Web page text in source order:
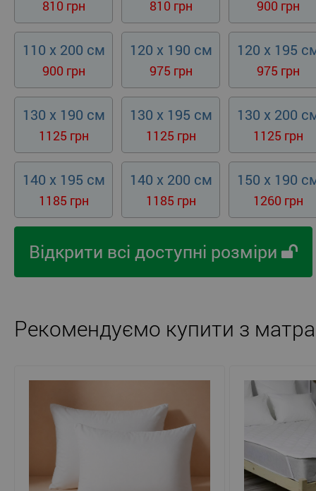
810 грн 810 грн 900 грн
110 x 200 см
900 грн
120 x 190 см
975 грн
120 x 195
975 грн
130 x 190 см
1125 грн
130 x 195 см
1125 грн
130 x 200
1125 грн
140 x 195 см
1185 грн
140 x 200 см
1185 грн
150 x 190
1260 грн
Відкрити всі доступні розміри
Рекомендуємо купити з